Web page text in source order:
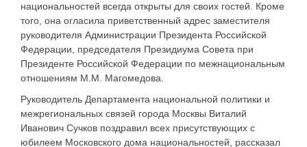
национальностей всегда открыты для своих гостей. Кроме
того, она огласила приветственный адрес заместителя
руководителя Администрации Президента Российской
Федерации, председателя Президиума Совета при
Президенте Российской Федерации по межнациональным
отношениям М.М. Магомедова.
Руководитель Департамента национальной политики и
межрегиональных связей города Москвы Виталий
Иванович Сучков поздравил всех присутствующих с
юбилеем Московского дома национальностей, рассказал